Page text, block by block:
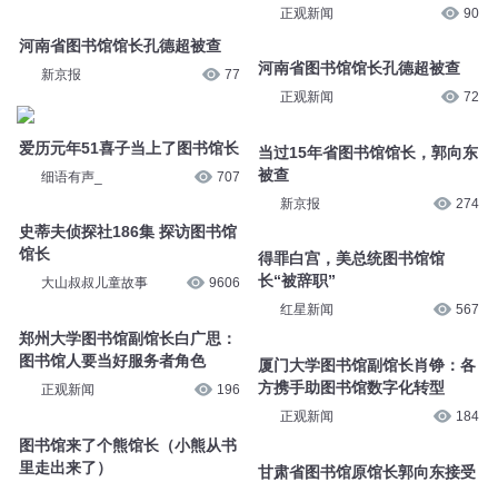
河南省图书馆馆长孔德超被查
新京报 77
爱历元年51喜子当上了图书馆长
细语有声_ 707
史蒂夫侦探社186集 探访图书馆
馆长
大山叔叔儿童故事 9606
郑州大学图书馆副馆长白广思：
图书馆人要当好服务者角色
正观新闻 196
图书馆来了个熊馆长（小熊从书
里走出来了）
正观新闻 90
河南省图书馆馆长孔德超被查
正观新闻 72
当过15年省图书馆馆长，郭向东
被查
新京报 274
得罪白宫，美总统图书馆馆
长“被辞职”
红星新闻 567
厦门大学图书馆副馆长肖铮：各
方携手助图书馆数字化转型
正观新闻 184
甘肃省图书馆原馆长郭向东接受